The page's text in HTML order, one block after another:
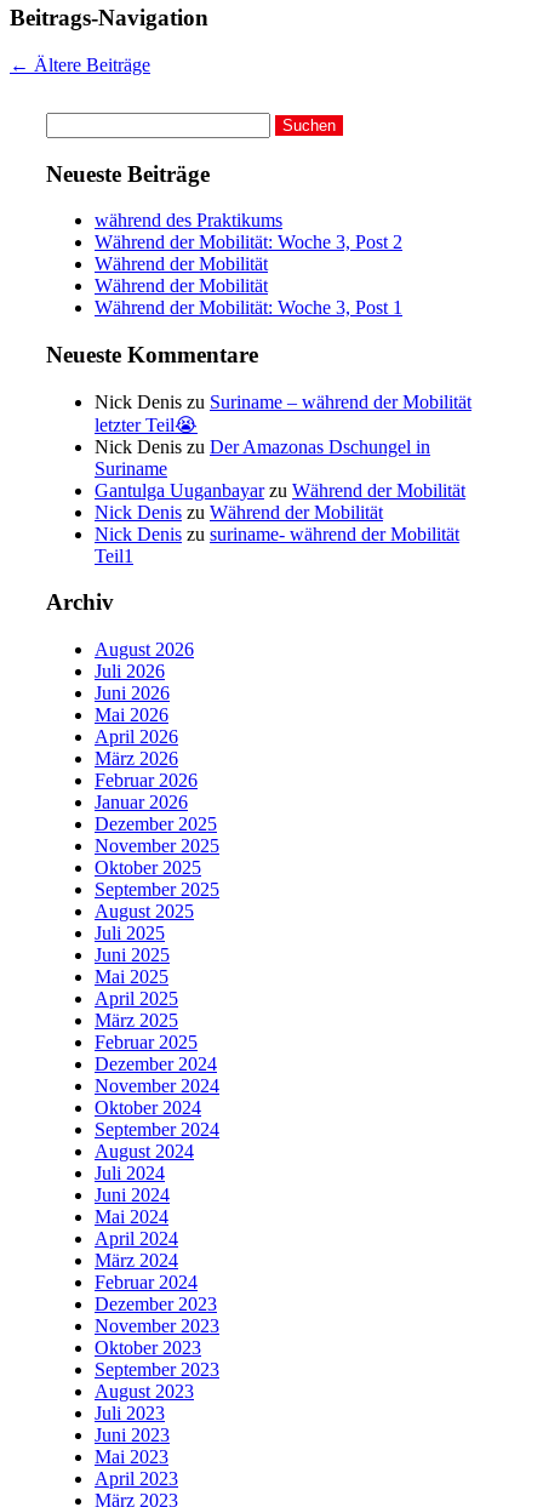
Beitrags-Navigation
← Ältere Beiträge
nach:
Neueste Beiträge
während des Praktikums
Während der Mobilität: Woche 3, Post 2
Während der Mobilität
Während der Mobilität
Während der Mobilität: Woche 3, Post 1
Neueste Kommentare
Nick Denis zu Suriname – während der Mobilität
letzter Teil😭
Nick Denis zu Der Amazonas Dschungel in
Suriname
Gantulga Uuganbayarzu Während der Mobilität
Nick Denis zu Während der Mobilität
Nick Denis zu suriname- während der Mobilität
Teil1
Archiv
August 2026
Juli 2026
Juni 2026
Mai 2026
April 2026
März 2026
Februar 2026
Januar 2026
Dezember 2025
November 2025
Oktober 2025
September 2025
August 2025
Juli 2025
Juni 2025
Mai 2025
April 2025
März 2025
Februar 2025
Dezember 2024
November 2024
Oktober 2024
September 2024
August 2024
Juli 2024
Juni 2024
Mai 2024
April 2024
März 2024
Februar 2024
Dezember 2023
November 2023
Oktober 2023
September 2023
August 2023
Juli 2023
Juni 2023
Mai 2023
April 2023
März 2023